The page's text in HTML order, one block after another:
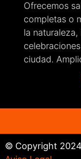
Ofrecemos
completas o
la
ciudad.
© Copyright 2024